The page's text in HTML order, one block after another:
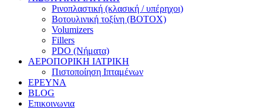
Ρινοπλαστική (κλασική / υπέρηχοι)
Βοτουλινική τοξίνη (BOTOX)
Volumizers
Fillers
PDO (Νήματα)
ΑΕΡΟΠΟΡΙΚΗ ΙΑΤΡΙΚΗ
Πιστοποίηση Ιπταμένων
ΕΡΕΥΝΑ
BLOG
Επικοινωνια